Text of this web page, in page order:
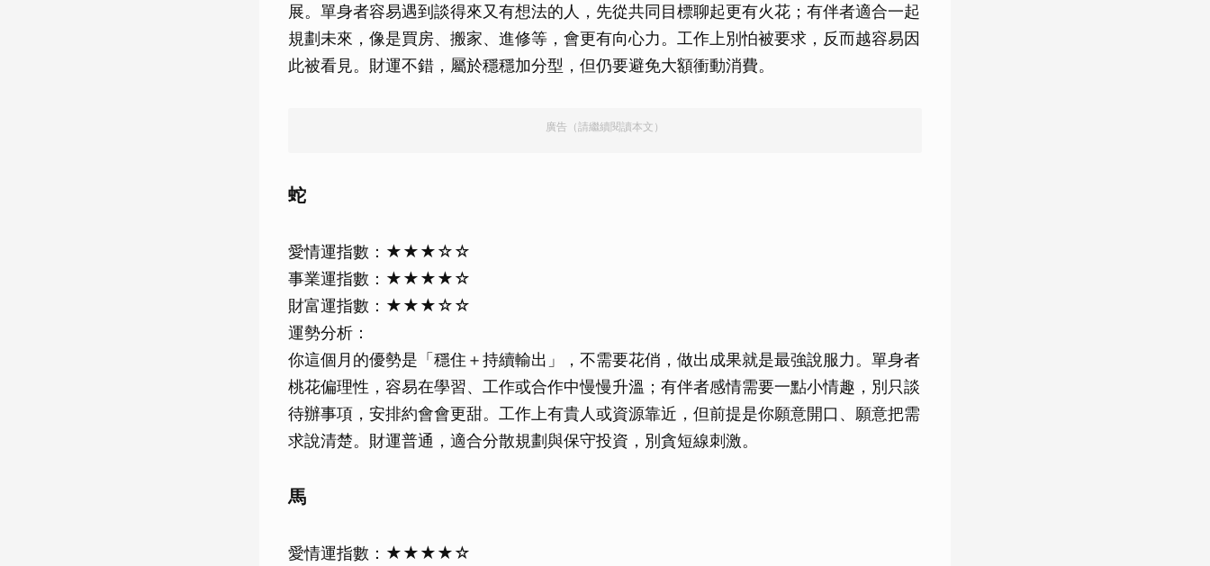
展。單身者容易遇到談得來又有想法的人，先從共同目標聊起更有火花；有伴者適合一起
規劃未來，像是買房、搬家、進修等，會更有向心力。工作上別怕被要求，反而越容易因
此被看見。財運不錯，屬於穩穩加分型，但仍要避免大額衝動消費。
廣告（請繼續閱讀本文）
蛇
愛情運指數：★★★☆☆
事業運指數：★★★★☆
財富運指數：★★★☆☆
運勢分析：
你這個月的優勢是「穩住＋持續輸出」，不需要花俏，做出成果就是最強說服力。單身者
桃花偏理性，容易在學習、工作或合作中慢慢升溫；有伴者感情需要一點小情趣，別只談
待辦事項，安排約會會更甜。工作上有貴人或資源靠近，但前提是你願意開口、願意把需
求說清楚。財運普通，適合分散規劃與保守投資，別貪短線刺激。
馬
愛情運指數：★★★★☆